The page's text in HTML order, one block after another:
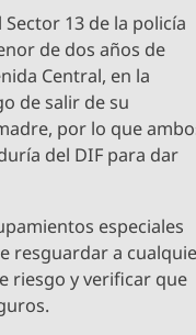
13 de la policía
de dos años de
Central, en la
de salir de su
por lo que
del DIF para dar
especiales
resguardar a
riesgo y verificar que